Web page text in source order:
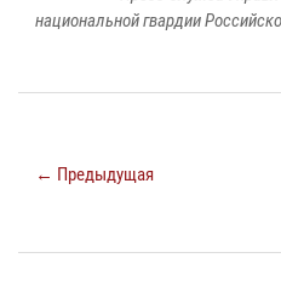
национальной гвардии
← Предыдущая